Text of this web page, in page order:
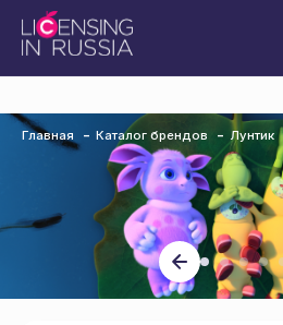
Главная Каталог брендов Лунтик